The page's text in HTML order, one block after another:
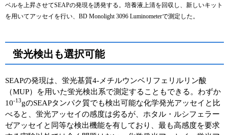
ベルを上昇させてSEAPの発現を誘発する。培養液上清を回収し、新しいキット
を用いてアッセイを行い、BD Monolight 3096 Luminometerで測定した。
蛍光検出も選択可能
SEAPの発現は、蛍光基質4-メチルウンベリフェリルリン酸
（MUP）を用いた蛍光検出系で測定することもできる。わずか
10-13gのSEAPタンパク質でも検出可能な化学発光アッセイと比
べると、蛍光アッセイの感度は劣るが、ホタル・ルシフェラー
ゼアッセイと同等な検出機能を有しており、最も高感度を要求